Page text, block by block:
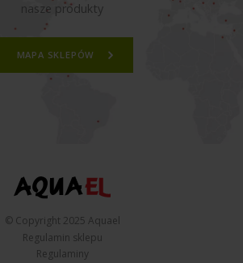
nasze produkty
MAPA SKLEPÓW
© Copyright 2025 Aquael
Regulamin sklepu
Regulaminy